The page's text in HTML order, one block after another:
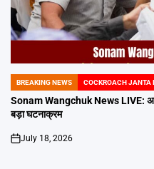
POSTED
IN
BREAKING NEWS COCKROACH JANTA
Sonam Wangchuk News LIVE:
बड़ा घटनाक्रम
on
July 18, 2026